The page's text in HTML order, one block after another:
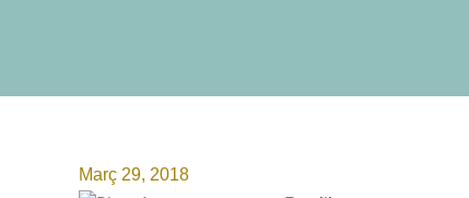
Març 29, 2018